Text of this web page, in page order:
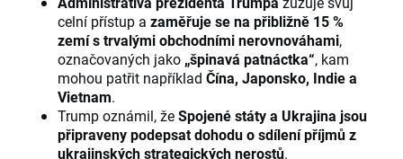
celní přístup a zaměřuje se na přibližně 15 %
zemí s trvalými obchodními nerovnováhami,
označovaných jako „špinavá patnáctka“, kam
mohou patřit například Čína, Japonsko, Indie a
Vietnam.
Trump oznámil, žeSpojené státy a Ukrajina jsou
připraveny podepsat dohodu o sdílení příjmů z
ukrajinských strategických nerostů.